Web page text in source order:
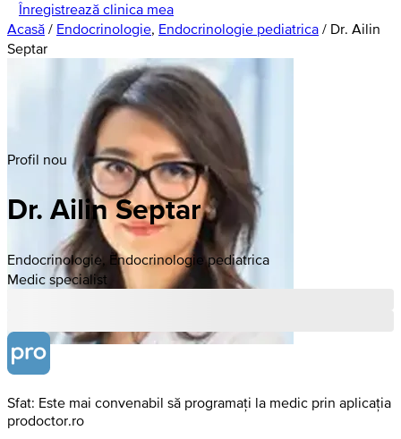
Înregistrează clinica mea
Acasă / Endocrinologie, Endocrinologie pediatrica / Dr. Ailin
Septar
Profil nou
Dr. Ailin Septar
Endocrinologie, Endocrinologie pediatrica
Medic specialist
Sfat: Este mai convenabil să programați la medic prin aplicația
prodoctor.ro